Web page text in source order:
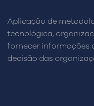
Aplicação de
tecnológica,
fornecer informações
decisão das